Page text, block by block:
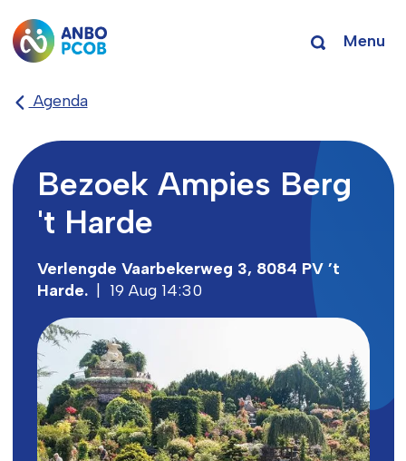
Menu
Agenda
Bezoek Ampies Berg
't Harde
Verlengde Vaarbekerweg 3, 8084 PV ’t
Harde. | 19 Aug 14:30